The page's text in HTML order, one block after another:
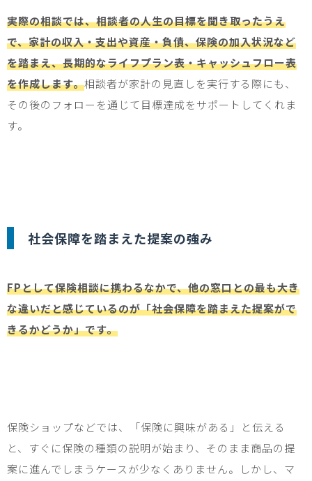
実際の相談では、相談者の人生の目標を聞き取ったうえ
で、家計の収入・支出や資産・負債、保険の加入状況など
を踏まえ、長期的なライフプラン表・キャッシュフロー表
を作成します。相談者が家計の見直しを実行する際にも、
その後のフォローを通じて目標達成をサポートしてくれま
す。
社会保障を踏まえた提案の強み
FPとして保険相談に携わるなかで、他の窓口との最も大き
な違いだと感じているのが「社会保障を踏まえた提案がで
きるかどうか」です。
保険ショップなどでは、「保険に興味がある」と伝える
と、すぐに保険の種類の説明が始まり、そのまま商品の提
案に進んでしまうケースが少なくありません。しかし、マ